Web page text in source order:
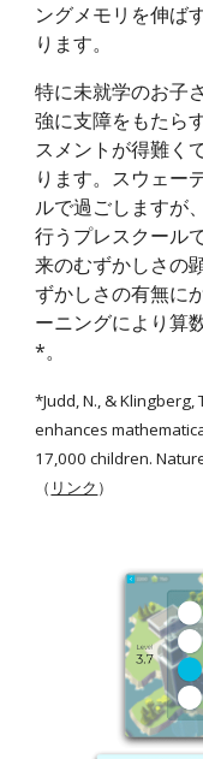
ングメモリを伸ば
ります。
特に未就学のお子
強に支障をもたら
スメントが得難く
ります。スウェー
ルで過ごしますが
行うプレスクール
来のむずかしさの
ずかしさの有無に
ーニングにより算
*。
*Judd, N., &
enhances
17,000 children.
（ リンク ）